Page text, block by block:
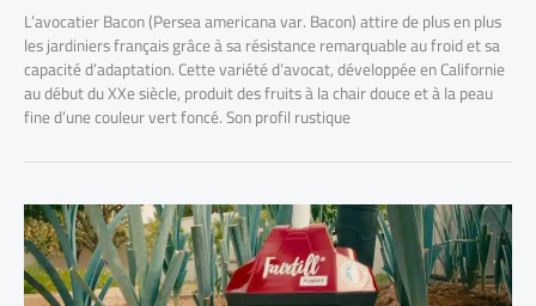
L’avocatier Bacon (Persea americana var. Bacon) attire de plus en plus
les jardiniers français grâce à sa résistance remarquable au froid et sa
capacité d’adaptation. Cette variété d’avocat, développée en Californie
au début du XXe siècle, produit des fruits à la chair douce et à la peau
fine d’une couleur vert foncé. Son profil rustique